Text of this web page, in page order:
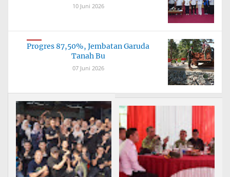
10 Juni 2026
Progres 87,50%, Jembatan Garuda
Tanah Bu
07 Juni 2026